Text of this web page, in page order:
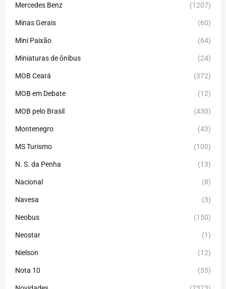
Mercedes Benz (1207)
Minas Gerais (60)
Mini Paixão (64)
Miniaturas de ônibus (24)
MOB Ceará (372)
MOB em Debate (12)
MOB pelo Brasil (430)
Montenegro (43)
MS Turismo (100)
N. S. da Penha (13)
Nacional (8)
Navesa (3)
Neobus (150)
Neostar (1)
Nielson (12)
Nota 10 (35)